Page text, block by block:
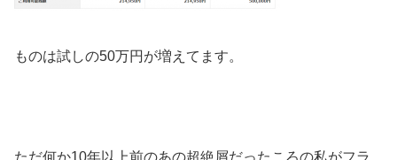
ものは試しの50万円が増えてます。
ただ何か10年以上前のあの超絶屑だったころの私がフラ